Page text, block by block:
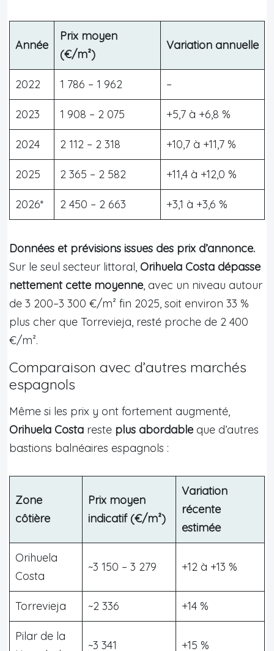
Année
Prix moyen
(€/m²)
Variation annuelle
2022 1 786 – 1 962 –
2023 1 908 – 2 075 +5,7 à +6,8 %
2024 2 112 – 2 318 +10,7 à +11,7 %
2025 2 365 – 2 582 +11,4 à +12,0 %
2026* 2 450 – 2 663 +3,1 à +3,6 %
Données et prévisions issues des prix d’annonce.
Sur le seul secteur littoral, Orihuela Costa dépasse
nettement cette moyenne, avec un niveau autour
de 3 200–3 300 €/m² fin 2025, soit environ 33 %
plus cher que Torrevieja, resté proche de 2 400
€/m².
Comparaison avec d’autres marchés
espagnols
Même si les prix y ont fortement augmenté,
Orihuela Costa reste plus abordable que d’autres
bastions balnéaires espagnols :
Zone
côtière
Prix moyen
indicatif (€/m²)
Variation
récente
estimée
Orihuela
Costa
~3 150 – 3 279 +12 à +13 %
Torrevieja ~2 336 +14 %
Pilar de la
~3 341 +15 %